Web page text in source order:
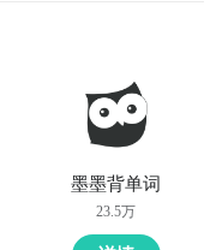
墨墨背单词
23.5万